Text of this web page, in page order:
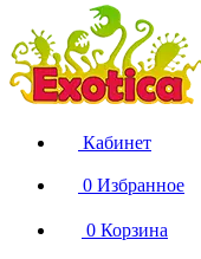
Кабинет
0 Избранное
0 Корзина